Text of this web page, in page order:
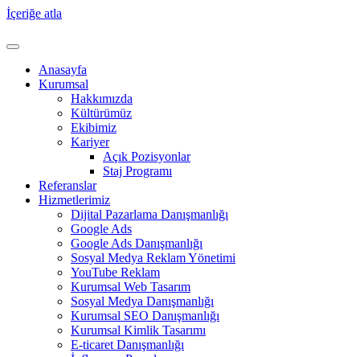
İçeriğe atla
Anasayfa
Kurumsal
Hakkımızda
Kültürümüz
Ekibimiz
Kariyer
Açık Pozisyonlar
Staj Programı
Referanslar
Hizmetlerimiz
Dijital Pazarlama Danışmanlığı
Google Ads
Google Ads Danışmanlığı
Sosyal Medya Reklam Yönetimi
YouTube Reklam
Kurumsal Web Tasarım
Sosyal Medya Danışmanlığı
Kurumsal SEO Danışmanlığı
Kurumsal Kimlik Tasarımı
E-ticaret Danışmanlığı